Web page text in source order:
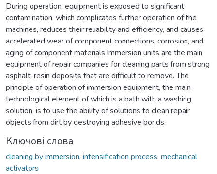
During operation, equipment is exposed to significant
contamination, which complicates further operation of the
machines, reduces their reliability and efficiency, and causes
accelerated wear of component connections, corrosion, and
aging of component materials.Immersion units are the main
equipment of repair companies for cleaning parts from strong
asphalt-resin deposits that are difficult to remove. The
principle of operation of immersion equipment, the main
technological element of which is a bath with a washing
solution, is to use the ability of solutions to clean repair
objects from dirt by destroying adhesive bonds.
Ключові слова
cleaning by immersion, intensification process, mechanical
activators